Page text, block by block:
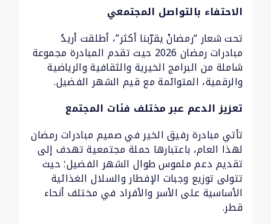
الاحتفاء بالتواصل المجتمعي
تحت شعار “رمضانْ يقرّبنا أكثر”، أطلقت أريدُ
مبادرات رمضان 2026 حيث تقدم المبادرة مجموعة
شاملة من البرامج الخيرية والثقافية والرياضية
والرقمية، المتوائمة مع قيم الشهر الفضيل.
تعزيز الدعم عبر مختلف فئات المجتمع
تأتي مبادرة رفيق الخير في صميم مبادرات رمضان
لهذا العام، باعتبارها حملة مجتمعية تهدف إلى
تقديم دعم ملموس طوال الشهر الفضيل؛ حيث
تتولى توزيع وجبات الإفطار والسلال الغذائية
الأساسية على الأسر والأفراد في مختلف أنحاء
قطر.